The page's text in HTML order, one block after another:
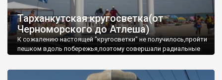
Тарханкутская кругосветка(от
Черноморского до Атлеша)
К сожалению настоящей "кругосветки" не получилось,пройти
пешком вдоль побережья,поэтому совершали радиальные